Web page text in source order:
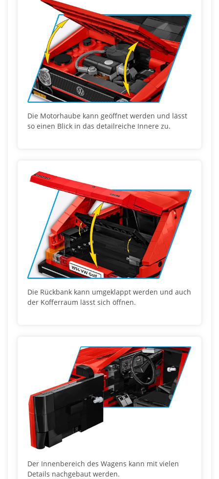
Die Motorhaube kann geöffnet werden und lässt
so einen Blick in das detailreiche Innere zu.
Die Rückbank kann umgeklappt werden und auch
der Kofferraum lässt sich öffnen.
Der Innenbereich des Wagens kann mit vielen
Details nachgebaut werden.